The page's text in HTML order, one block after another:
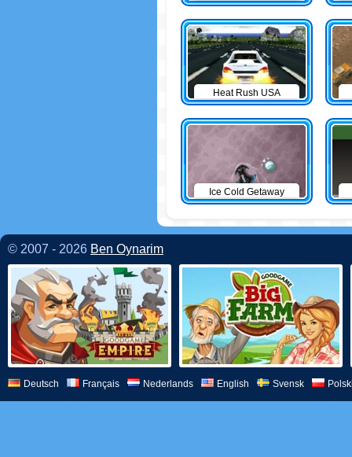
Heat Rush USA
Ice Cold Getaway
© 2007 - 2026 Ben Oynarim
Deutsch Français Nederlands English Svensk